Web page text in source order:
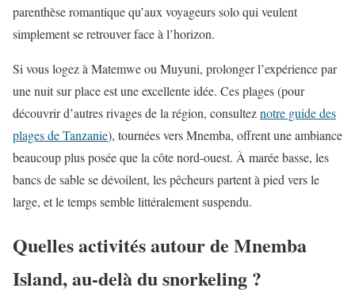
parenthèse romantique qu’aux voyageurs solo qui veulent
simplement se retrouver face à l’horizon.
Si vous logez à Matemwe ou Muyuni, prolonger l’expérience par
une nuit sur place est une excellente idée. Ces plages (pour
découvrir d’autres rivages de la région, consulteznotre guide des
plages de Tanzanie), tournées vers Mnemba, offrent une ambiance
beaucoup plus posée que la côte nord-ouest. À marée basse, les
bancs de sable se dévoilent, les pêcheurs partent à pied vers le
large, et le temps semble littéralement suspendu.
Quelles activités autour de Mnemba
Island, au-delà du snorkeling ?